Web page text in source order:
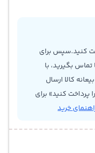
کنید.سپس برای
بگیرید، با
کالا ارسال
پرداخت کنید» برای
خرید